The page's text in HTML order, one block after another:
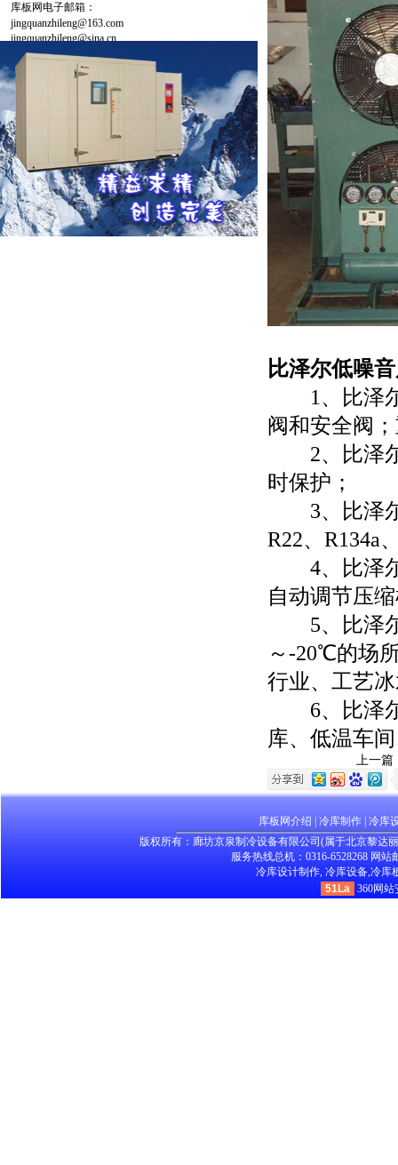
库板网电子邮箱：
jingquanzhileng@163.com
jingquanzhileng@sina.cn
比泽尔低噪
1、比泽尔
阀和安全阀
2、比泽尔
时保护；
3、比泽尔
R22、R134a
4、比泽尔
自动调节压
5、比泽尔
～-20℃的场
行业、工艺
6、比泽尔
库、低温车
上一篇
库板网介绍 冷库制作| 冷库
版权所有：廊坊京泉制冷设备有限公司(属于北京黎达
服务热线总机：0316-6528268 网站
冷库设计制作, 冷库设备,冷库
51La
360网站